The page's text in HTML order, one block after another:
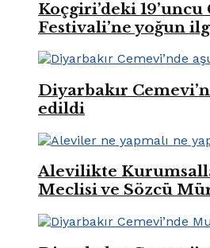
Koçgiri’deki 19’uncu
Festivali’ne yoğun
Diyarbakır
edildi
Alevilikte
Meclisi ve Sözcü